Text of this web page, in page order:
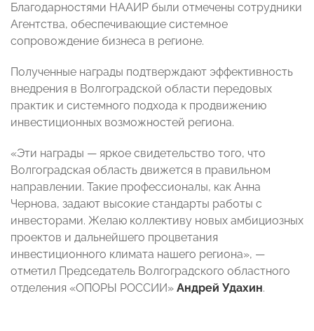
Благодарностями НААИР были отмечены сотрудники
Агентства, обеспечивающие системное
сопровождение бизнеса в регионе.
Полученные награды подтверждают эффективность
внедрения в Волгоградской области передовых
практик и системного подхода к продвижению
инвестиционных возможностей региона.
«Эти награды — яркое свидетельство того, что
Волгоградская область движется в правильном
направлении. Такие профессионалы, как Анна
Чернова, задают высокие стандарты работы с
инвесторами. Желаю коллективу новых амбициозных
проектов и дальнейшего процветания
инвестиционного климата нашего региона», —
отметил Председатель Волгоградского областного
отделения «ОПОРЫ РОССИИ» Андрей Удахин.